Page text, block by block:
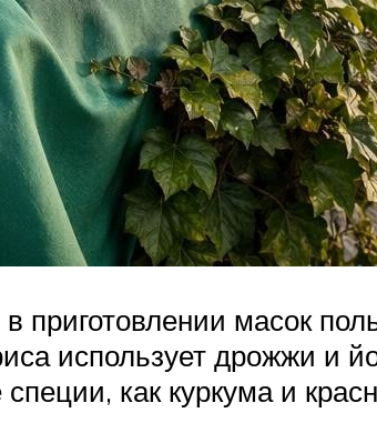
масок
использует дрожжи и
как куркума и